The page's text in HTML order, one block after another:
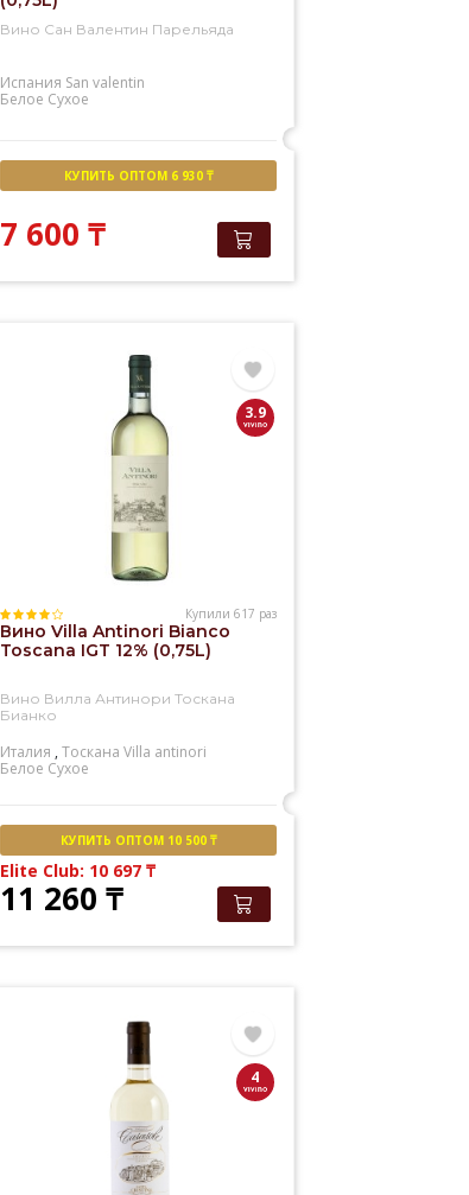
Вино Сан Валентин Парельяда
Испания San valentin
Белое Сухое
КУПИТЬ ОПТОМ 6 930 ₸
7 600₸
3.9
Купили 617 раз
Вино Villa Antinori Bianco
Toscana IGT 12% (0,75L)
Вино Вилла Антинори Тоскана
Бианко
Италия ,Тоскана Villa antinori
Белое Сухое
КУПИТЬ ОПТОМ 10 500 ₸
Elite Club: 10 697₸
11 260₸
4